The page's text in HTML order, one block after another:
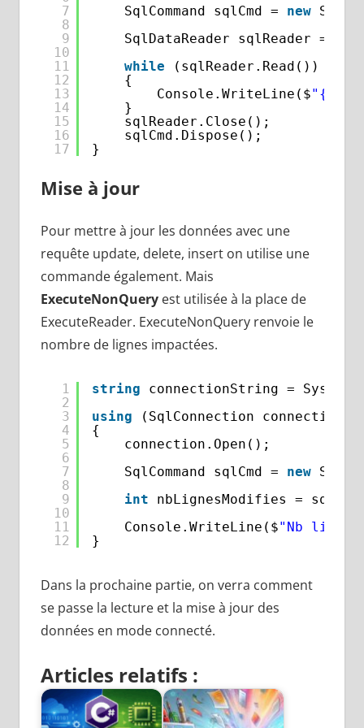
7
8
9
10
11
12
13
14
15
16
17
SqlCommand sqlCmd = new
SqlDataReader sqlReader =
while
(sqlReader.Read())
{
Console.WriteLine($
}
sqlReader.Close();
sqlCmd.Dispose();
}
Mise à jour
Pour mettre à jour les données avec une
requête update, delete, insert on utilise une
commande également. Mais
ExecuteNonQuery est utilisée à la place de
ExecuteReader. ExecuteNonQuery renvoie le
nombre de lignes impactées.
1
2
3
4
5
6
7
8
9
10
11
12
string
connectionString =
using
(SqlConnection connection
{
connection.Open();
SqlCommand sqlCmd = new
int
nbLignesModifies =
Console.WriteLine($"Nb
}
Dans la prochaine partie, on verra comment
se passe la lecture et la mise à jour des
données en mode connecté.
Articles relatifs :